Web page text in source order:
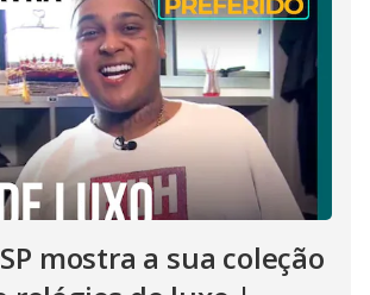
mostra a sua coleção